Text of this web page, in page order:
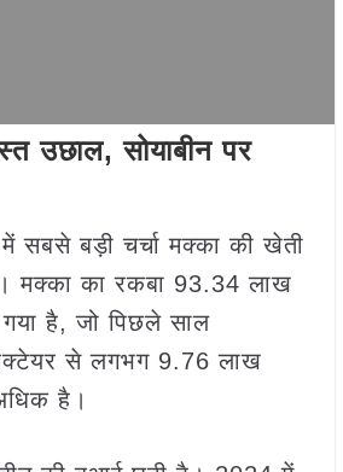
उछाल, सोयाबीन पर
सबसे बड़ी चर्चा मक्का की खेती
मक्का का रकबा 93.34 लाख
है, जो पिछले साल
से लगभग 9.76 लाख
है।